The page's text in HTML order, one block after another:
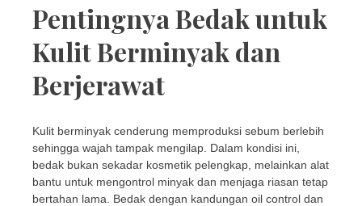
Pentingnya Bedak untuk
Kulit Berminyak dan
Berjerawat
Kulit berminyak cenderung memproduksi sebum berlebih
sehingga wajah tampak mengilap. Dalam kondisi ini,
bedak bukan sekadar kosmetik pelengkap, melainkan alat
bantu untuk mengontrol minyak dan menjaga riasan tetap
bertahan lama. Bedak dengan kandungan oil control dan